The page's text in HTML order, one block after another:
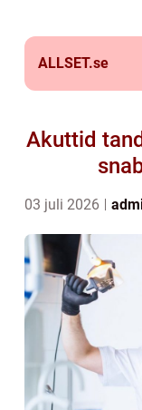
ALLSET.se
Akuttid
03 juli 2026